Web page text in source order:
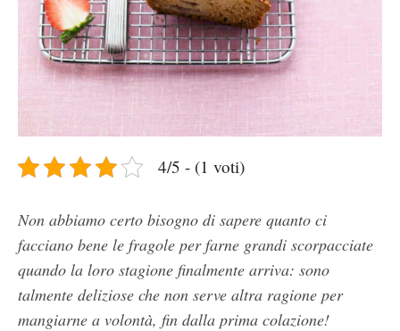
4/5 - (1 voti)
Non abbiamo certo bisogno di sapere quanto ci
facciano bene le fragole per farne grandi scorpacciate
quando la loro stagione finalmente arriva: sono
talmente deliziose che non serve altra ragione per
mangiarne a volontà, fin dalla prima colazione!